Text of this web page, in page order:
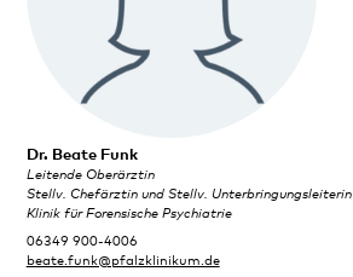
Dr. Beate Funk
Leitende Oberärztin
Stellv. Chefärztin und Stellv. Unterbringungsleiterin
Klinik für Forensische Psychiatrie
06349 900-4006
beate.funk@pfalzklinikum.de